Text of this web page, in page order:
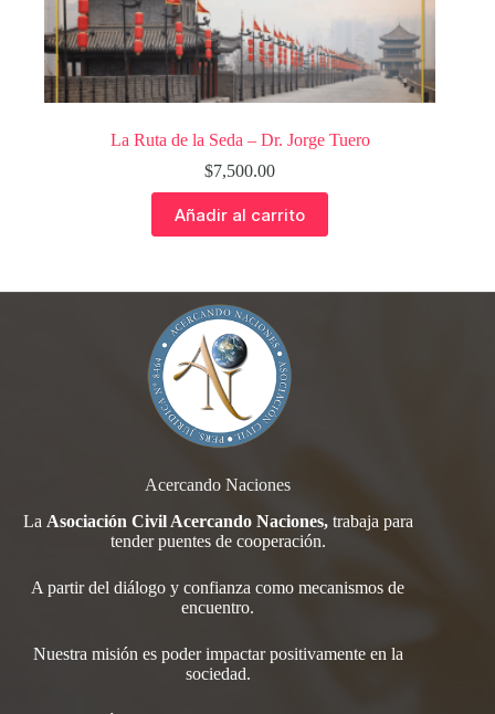
La Ruta de la Seda – Dr. Jorge Tuero
$7,500.00
Añadir al carrito
Acercando Naciones
La Asociación Civil Acercando Naciones,trabaja para
tenderpuentes de cooperación.
A partir del diálogo y confianza como mecanismos de
encuentro.
Nuestra misión es poder impactar positivamente en la
sociedad.